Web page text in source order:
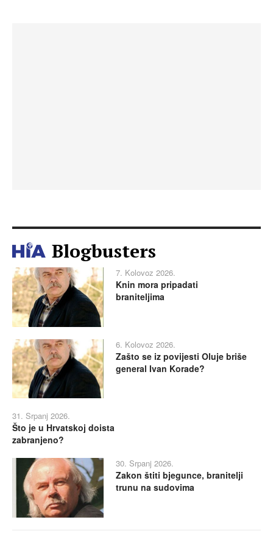
Blogbusters
7. Kolovoz 2026.
Knin mora pripadati
braniteljima
6. Kolovoz 2026.
Zašto se iz povijesti Oluje briše
general Ivan Korade?
31. Srpanj 2026.
Što je u Hrvatskoj doista
zabranjeno?
30. Srpanj 2026.
Zakon štiti bjegunce, branitelji
trunu na sudovima